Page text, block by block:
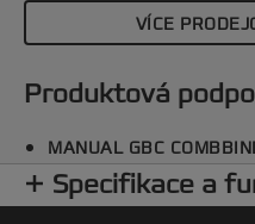
VÍCE
Produktová
MANUAL GBC
Specifikace a